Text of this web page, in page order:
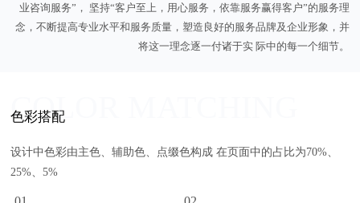
业咨询服务”， 坚持“客户至上，用心服务，依靠服务赢得客户”的服务理
念，不断提高专业水平和服务质量，塑造良好的服务品牌及企业形象，并
将这一理念逐一付诸于实 际中的每一个细节。
COLOR MATCHING
色彩搭配
设计中色彩由主色、辅助色、点缀色构成 在页面中的占比为70%、
25%、5%